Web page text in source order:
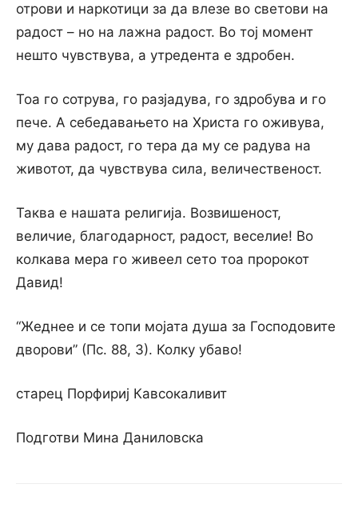
отрови и наркотици за да влезе во светови на
радост – но на лажна радост. Во тој момент
нешто чувствува, а утредента е здробен.
Тоа го сотрува, го разјадува, го здробува и го
пече. А себедавањето на Христа го оживува,
му дава радост, го тера да му се радува на
животот, да чувствува сила, величественост.
Таква е нашата религија. Возвишеност,
величие, благодарност, радост, веселие! Во
колкава мера го живеел сето тоа пророкот
Давид!
“Жеднее и се топи мојата душа за Господовите
дворови” (Пс. 88, 3). Колку убаво!
старец Порфириј Кавсокаливит
Подготви Мина Даниловска